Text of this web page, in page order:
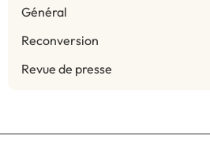
Général
Reconversion
Revue de presse